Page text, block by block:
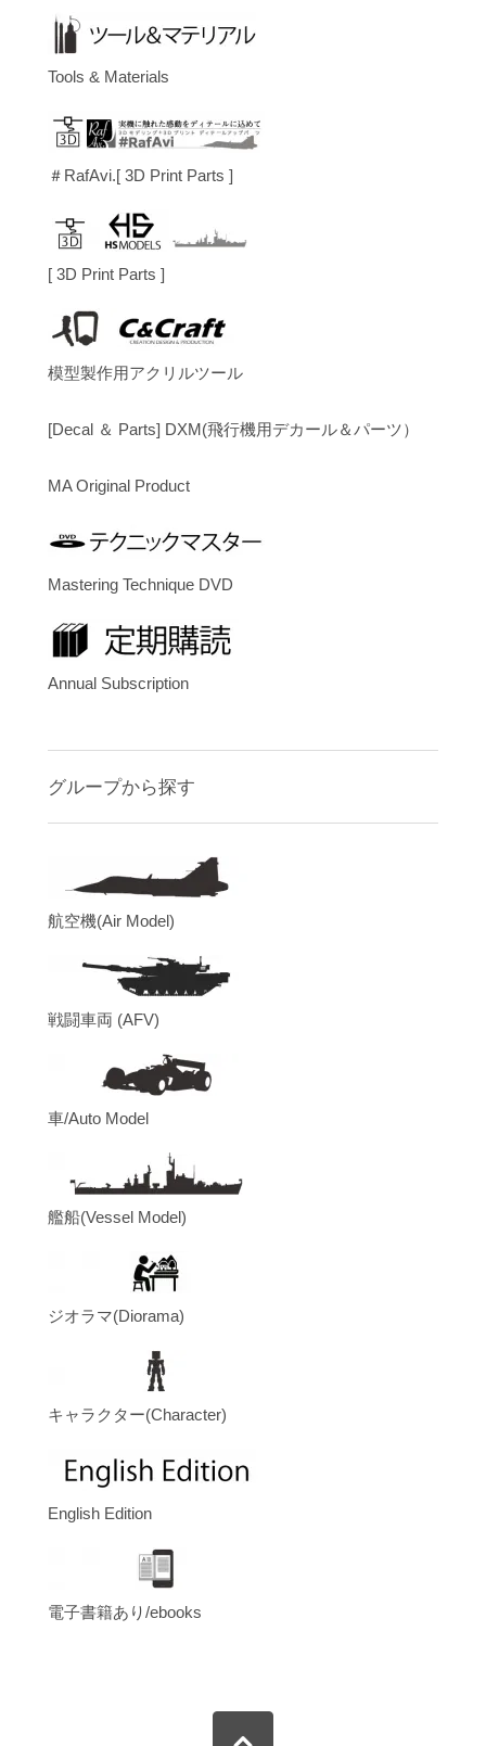
Tools & Materials
＃RafAvi.[ 3D Print Parts ]
[ 3D Print Parts ]
模型製作用アクリルツール
[Decal ＆ Parts] DXM(飛行機用デカール＆パーツ）
MA Original Product
Mastering Technique DVD
Annual Subscription
グループから探す
航空機(Air Model)
戦闘車両 (AFV)
車/Auto Model
艦船(Vessel Model)
ジオラマ(Diorama)
キャラクター(Character)
English Edition
電子書籍あり/ebooks